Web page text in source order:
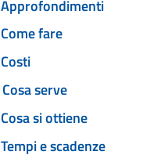
Approfondimenti
Come fare
Costi
Cosa serve
Cosa si ottiene
Tempi e scadenze